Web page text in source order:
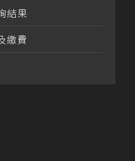
結果
繳費